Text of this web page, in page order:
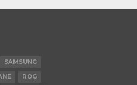
SAMSUNG
ROG